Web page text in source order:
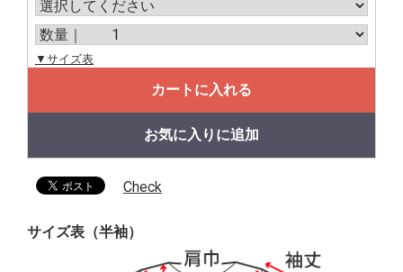
▼サイズ表
カートに入れる
お気に入りに追加
Check
サイズ表（半袖）